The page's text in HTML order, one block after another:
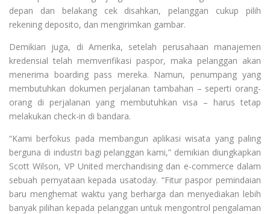
depan dan belakang cek disahkan, pelanggan cukup pilih
rekening deposito, dan mengirimkan gambar.
Demikian juga, di Amerika, setelah perusahaan manajemen
kredensial telah memverifikasi paspor, maka pelanggan akan
menerima boarding pass mereka. Namun, penumpang yang
membutuhkan dokumen perjalanan tambahan – seperti orang-
orang di perjalanan yang membutuhkan visa – harus tetap
melakukan check-in di bandara.
“Kami berfokus pada membangun aplikasi wisata yang paling
berguna di industri bagi pelanggan kami,” demikian diungkapkan
Scott Wilson, VP United merchandising dan e-commerce dalam
sebuah pernyataan kepada usatoday. “Fitur paspor pemindaian
baru menghemat waktu yang berharga dan menyediakan lebih
banyak pilihan kepada pelanggan untuk mengontrol pengalaman